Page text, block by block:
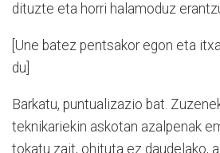
dituzte eta horri halamoduz
[Une batez pentsakor egon eta
du]
Barkatu, puntualizazio bat.
teknikariekin askotan azalpenak
tokatu zait, ohituta ez daudelako,